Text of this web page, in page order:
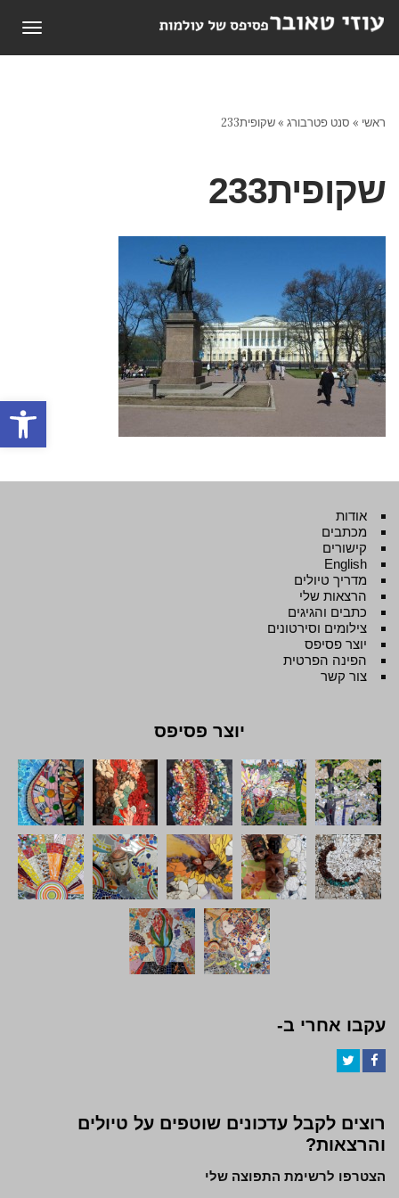
פתח
ראשי » סנט פטרבורג »שקופית233
שקופית233
אודות
מכתבים
קישורים
English
מדריך טיולים
הרצאות שלי
כתבים והגיגים
צילומים וסירטונים
יוצר פסיפס
הפינה הפרטית
צור קשר
יוצר פסיפס
עקבו אחרי ב-
רוצים לקבל עדכונים שוטפים על טיולים
והרצאות?
הצטרפו לרשימת התפוצה שלי